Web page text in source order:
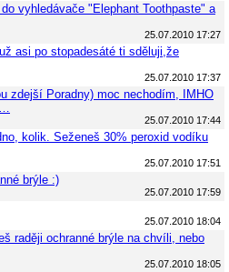
vyhledávače "Elephant Toothpaste" a
25.07.2010 17:27
asi po stopadesáté ti sděluji,že
25.07.2010 17:37
zdejší Poradny) moc nechodím, IMHO
25.07.2010 17:44
kolik. Seženeš 30% peroxid vodíku
25.07.2010 17:51
brýle :)
25.07.2010 17:59
25.07.2010 18:04
raději ochranné brýle na chvíli, nebo
25.07.2010 18:05